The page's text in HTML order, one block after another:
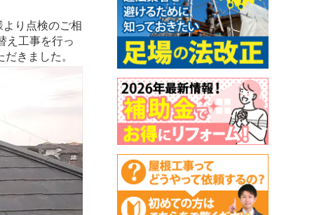
り点検のご相
え工事を行っ
きました。